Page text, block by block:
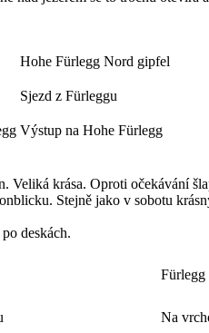
Hohe Fürlegg Nord gipfel
Sjezd z Fürleggu
Výstup na Hohe Fürlegg
Veliká krása. Oproti očekávání
Stejně jako v sobotu
deskách.
Fürlegg
Na